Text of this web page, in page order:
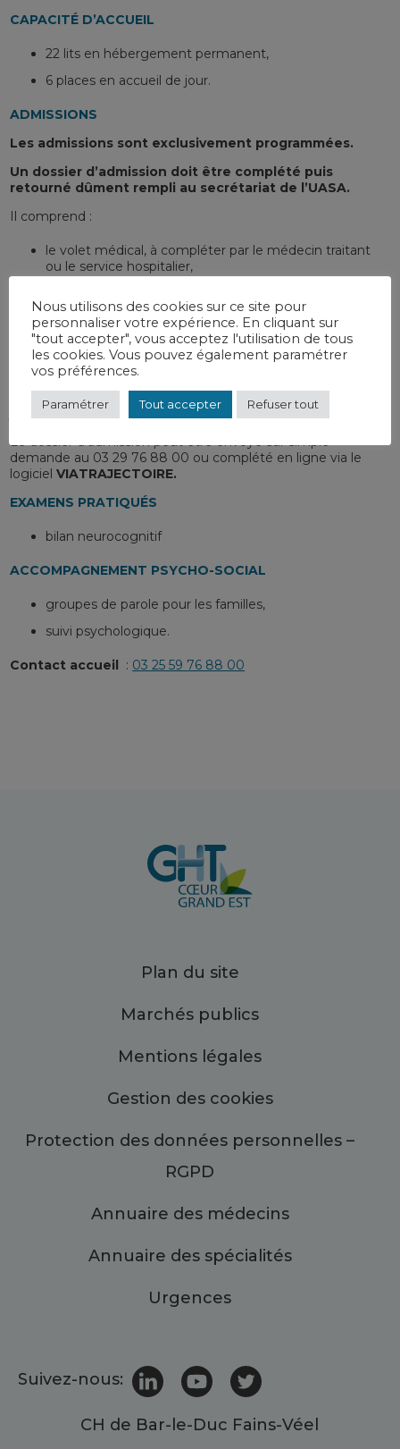
CAPACITÉ D’ACCUEIL
22 lits en hébergement permanent,
6 places en accueil de jour.
ADMISSIONS
Les admissions sont exclusivement programmées.
Un dossier d’admission doit être complété puis
retourné dûment rempli au secrétariat de l’UASA.
Il comprend :
le volet médical, à compléter par le médecin traitant
ou le service hospitalier,
les tarifs des prestations en vigueur,
le questionnaire concernant le futur résident.
Le dossier est ensuite étudié par la Commission de
Coordination des Admissions, qui se réunit tous les quinze
Le dossier d’admission peut être envoyé sur simple
demande au 03 29 76 88 00 ou complété en ligne via le
logicielVIATRAJECTOIRE.
EXAMENS PRATIQUÉS
bilan neurocognitif
ACCOMPAGNEMENT PSYCHO-SOCIAL
groupes de parole pour les familles,
suivi psychologique.
Contact accueil : 03 25 59 76 88 00
Plan du site
Marchés publics
Mentions légales
Gestion des cookies
Protection des données personnelles –
RGPD
Annuaire des médecins
Annuaire des spécialités
Urgences
Suivez-nous:
CH de Bar-le-Duc Fains-Véel
Nous utilisons des cookies sur ce site pour
personnaliser votre expérience. En cliquant sur
"tout accepter", vous acceptez l'utilisation de tous
les cookies. Vous pouvez également paramétrer
vos préférences.
Paramétrer Tout accepter Refuser tout